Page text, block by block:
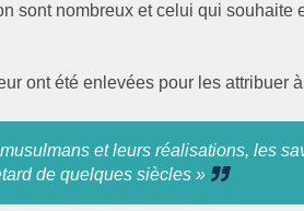
sont nombreux et celui qui
ont été enlevées pour les attribuer à
et leurs réalisations, les
de quelques siècles »